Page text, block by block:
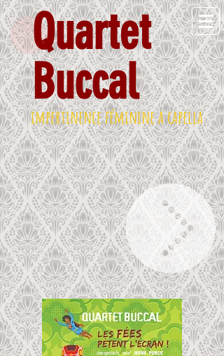
Quartet
Buccal
impertinence féminine a capella